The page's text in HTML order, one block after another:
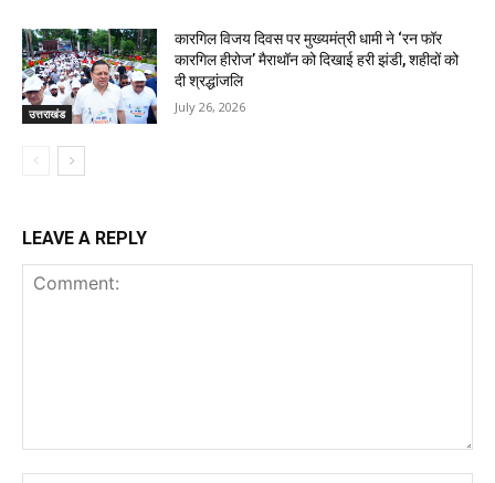
उत्तराखंड
कारगिल विजय दिवस पर मुख्यमंत्री धामी ने ‘रन फॉर
कारगिल हीरोज’ मैराथॉन को दिखाई हरी झंडी, शहीदों को
दी श्रद्धांजलि
July 26, 2026
LEAVE A REPLY